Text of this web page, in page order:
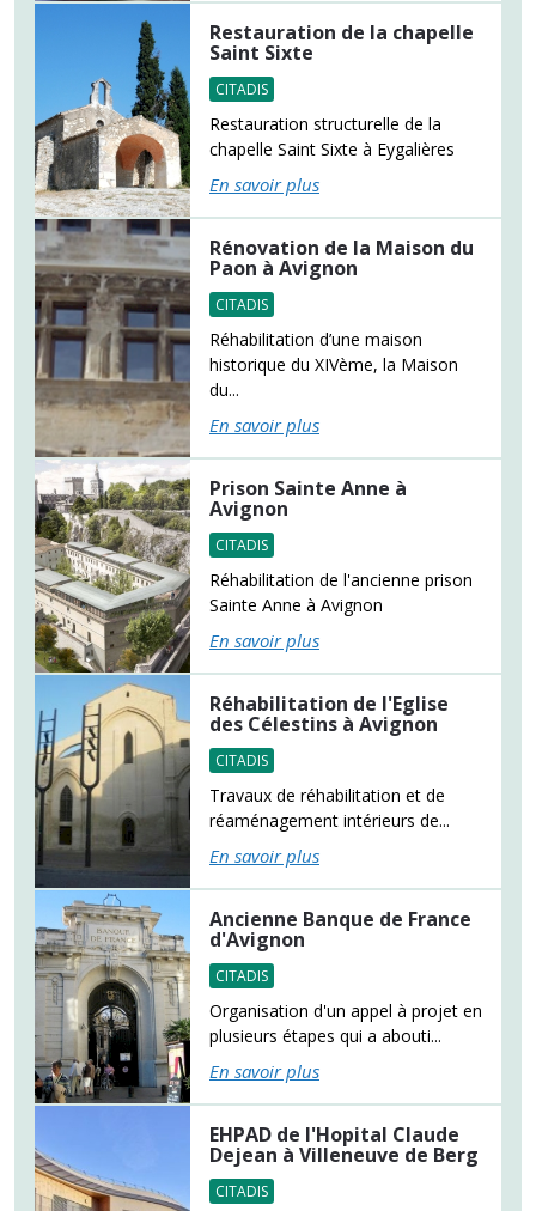
Restauration de la chapelle
Saint Sixte
CITADIS
Restauration structurelle de la
chapelle Saint Sixte à Eygalières
En savoir plus
Rénovation de la Maison du
Paon à Avignon
CITADIS
Réhabilitation d’une maison
historique du XIVème, la Maison
du...
En savoir plus
Prison Sainte Anne à
Avignon
CITADIS
Réhabilitation de l'ancienne prison
Sainte Anne à Avignon
En savoir plus
Réhabilitation de l'Eglise
des Célestins à Avignon
CITADIS
Travaux de réhabilitation et de
réaménagement intérieurs de...
En savoir plus
Ancienne Banque de France
d'Avignon
CITADIS
Organisation d'un appel à projet en
plusieurs étapes qui a abouti...
En savoir plus
EHPAD de l'Hopital Claude
Dejean à Villeneuve de Berg
CITADIS